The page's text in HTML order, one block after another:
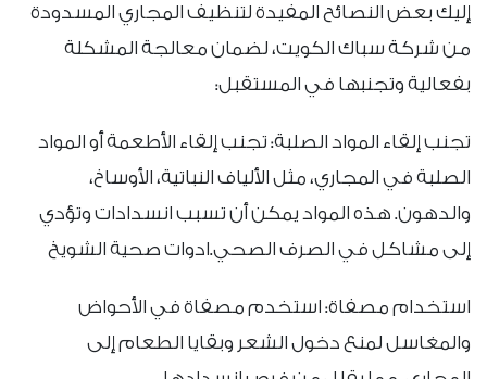
إليك بعض النصائح المفيدة لتنظيف المجاري المسدودة
من شركة سباك الكويت، لضمان معالجة المشكلة
بفعالية وتجنبها في المستقبل:
تجنب إلقاء المواد الصلبة: تجنب إلقاء الأطعمة أو المواد
الصلبة في المجاري، مثل الألياف النباتية، الأوساخ،
والدهون. هذه المواد يمكن أن تسبب انسدادات وتؤدي
إلى مشاكل في الصرف الصحي.ادوات صحية الشويخ
استخدام مصفاة: استخدم مصفاة في الأحواض
والمغاسل لمنع دخول الشعر وبقايا الطعام إلى